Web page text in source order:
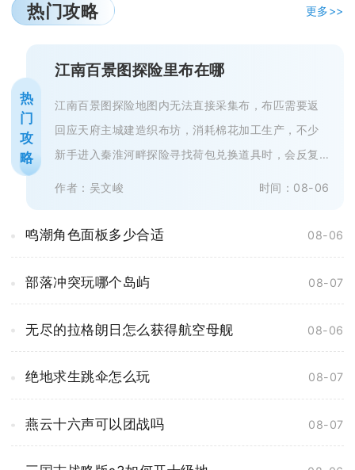
热门攻略 更多>>
热
门
攻
略
江南百景图探险里布在哪
江南百景图探险地图内无法直接采集布，布匹需要返
回应天府主城建造织布坊，消耗棉花加工生产，不少
新手进入秦淮河畔探险寻找荷包兑换道具时，会反复
作者：吴文峻 时间：08-06
鸣潮角色面板多少合适 08-06
部落冲突玩哪个岛屿 08-07
无尽的拉格朗日怎么获得航空母舰 08-06
绝地求生跳伞怎么玩 08-07
燕云十六声可以团战吗 08-07